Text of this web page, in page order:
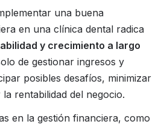
una buena
en una clínica dental radica
y crecimiento a largo
de gestionar ingresos y
posibles desafíos, minimizar
rentabilidad del negocio.
en la gestión financiera, como